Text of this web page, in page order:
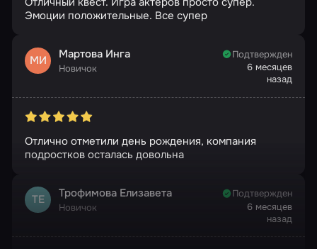
Эмоции положительные. Все супер
МИ Мартова Инга
Новичок
Подтвержден
6 месяцев
назад
Отлично отметили день рождения, компания
подростков осталась довольна
ТЕ Трофимова Елизавета
Новичок
Подтвержден
6 месяцев
назад